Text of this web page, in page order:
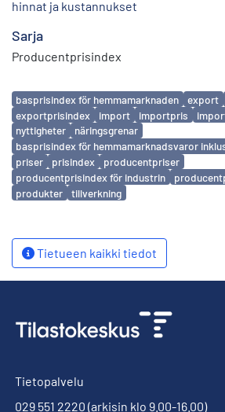
hinnat ja kustannukset
Sarja
Producentprisindex
Avainsanat
basprisindex för hemmamarknaden export
exportprisindex
import importpris
nyttigheter
näringsgrenar
basprisindex för hemmamarknadsvaror
priser
prisindex
producentpriser
producentprisindex för industrin
produkter
tillverkning
Tietueen kaikki tiedot
Tietopalvelu
029 551 2220 (arkisin klo 9.00-16.00)